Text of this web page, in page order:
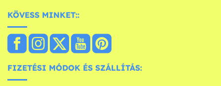
KÖVESS MINKET::
FIZETÉSI MÓDOK ÉS SZÁLLÍTÁS: